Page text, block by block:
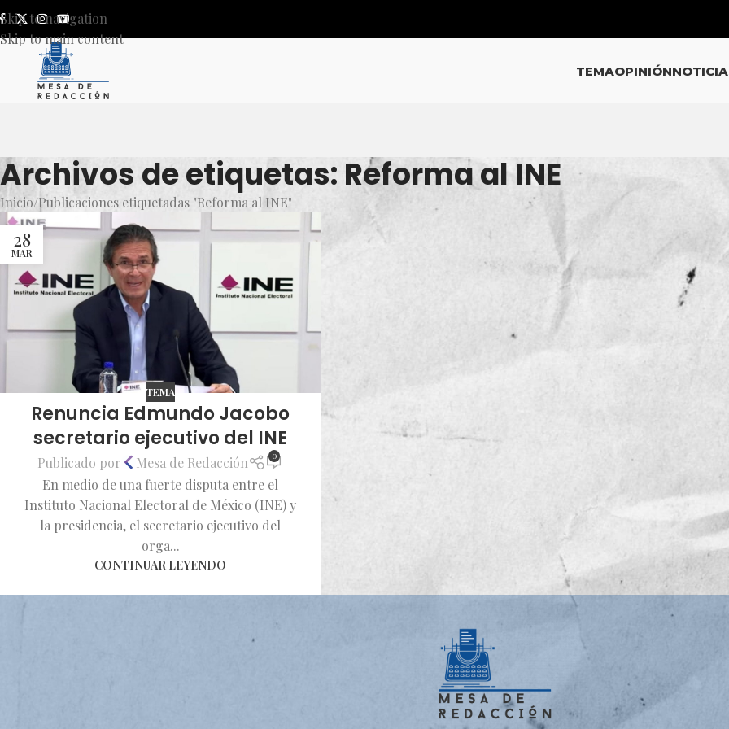
Skip to navigation
Skip to main content
TEMAOPINIÓN
Archivos de etiquetas: Reforma al INE
Inicio Publicaciones etiquetadas "Reforma al INE"
28
MAR
TEMA
Renuncia Edmundo Jacobo
secretario ejecutivo del INE
Publicado por Mesa de Redacción 0
En medio de una fuerte disputa entre el
Instituto Nacional Electoral de México (INE) y
la presidencia, el secretario ejecutivo del
orga...
CONTINUAR LEYENDO